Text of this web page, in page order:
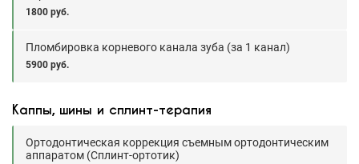
1800 руб.
Пломбировка корневого канала зуба (за 1 канал)
5900 руб.
Каппы, шины и сплинт-терапия
Ортодонтическая коррекция съемным ортодонтическим
аппаратом (Сплинт-ортотик)